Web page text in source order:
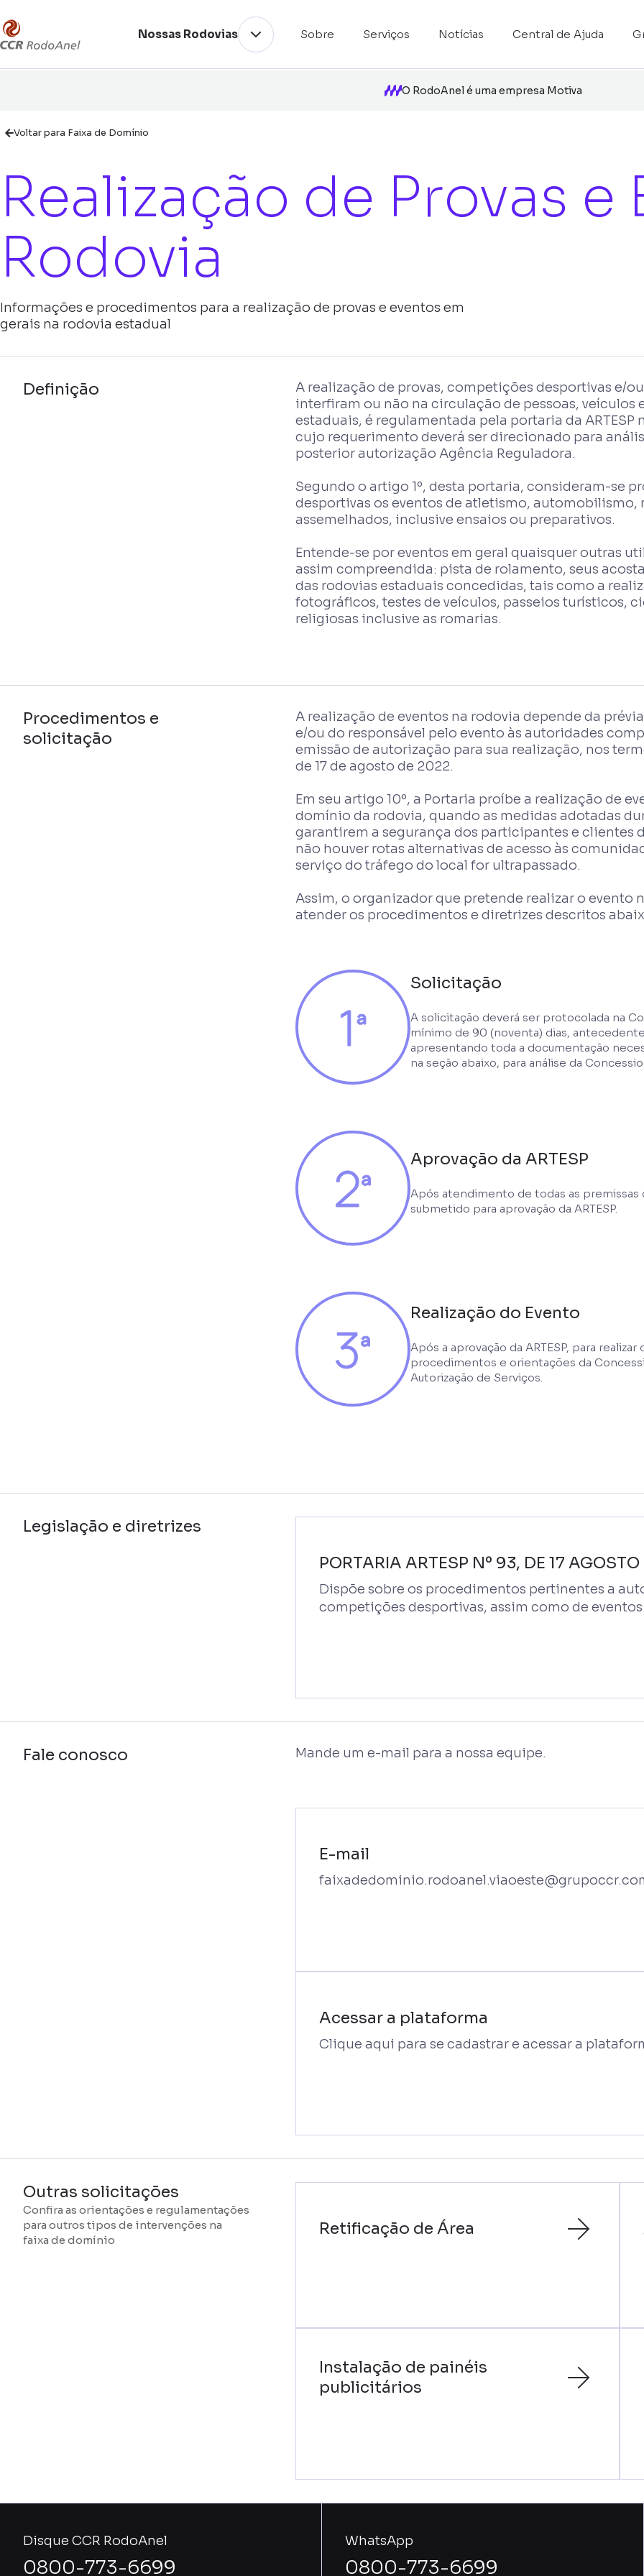
Nossas Rodovias Sobre Serviços Notícias Central de Ajuda
O RodoAnel é uma empresa Motiva
Voltar para Faixa de Domínio
Realização de Provas e
Rodovia
Informações e procedimentos para a realização de provas e eventos em
gerais na rodovia estadual
Definição
A realização de provas, competições desportivas e/
interfiram ou não na circulação de pessoas, veículos
estaduais, é regulamentada pela portaria da ARTESP
cujo requerimento deverá ser direcionado para
posterior autorização Agência Reguladora.
Segundo o artigo 1º, desta portaria, consideram-se
desportivas os eventos de atletismo,
assemelhados, inclusive ensaios ou preparativos.
Entende-se por eventos em geral quaisquer outras
assim compreendida: pista de rolamento, seus
das rodovias estaduais concedidas, tais como a
fotográficos, testes de veículos, passeios turísticos,
religiosas inclusive as romarias.
Procedimentos e
solicitação
A realização de eventos na rodovia depende da
e/ou do responsável pelo evento às autoridades
emissão de autorização para sua realização, nos
de 17 de agosto de 2022.
Em seu artigo 10º, a Portaria proíbe a realização de
domínio da rodovia, quando as medidas adotadas
garantirem a segurança dos participantes e clientes
não houver rotas alternativas de acesso às
serviço do tráfego do local for ultrapassado.
Assim, o organizador que pretende realizar o evento
atender os procedimentos e diretrizes descritos
Solicitação
A solicitação deverá ser protocolada na
mínimo de 90 (noventa) dias,
apresentando toda a documentação
na seção abaixo, para análise da
Aprovação da ARTESP
Após atendimento de todas as
submetido para aprovação da ARTESP.
Realização do Evento
Após a aprovação da ARTESP, para
procedimentos e orientações da
Autorização de Serviços.
Legislação e diretrizes
PORTARIA ARTESP Nº 93, DE 17
Dispõe sobre os procedimentos pertinentes a
competições desportivas, assim como de
Fale conosco Mande um e-mail para a nossa equipe.
E-mail
Acessar a plataforma
Clique aqui para se cadastrar e acessar a
Outras solicitações
Confira as orientações e regulamentações
para outros tipos de intervenções na
faixa de domínio
Retificação de Área
Instalação de painéis
publicitários
Disque CCR RodoAnel
0800-773-6699
WhatsApp
0800-773-6699